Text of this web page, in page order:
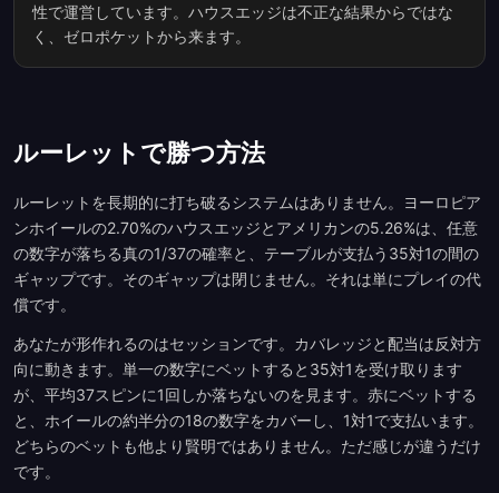
性で運営しています。ハウスエッジは不正な結果からではな
く、ゼロポケットから来ます。
ルーレットで勝つ方法
ルーレットを長期的に打ち破るシステムはありません。ヨーロピア
ンホイールの2.70%のハウスエッジとアメリカンの5.26%は、任意
の数字が落ちる真の1/37の確率と、テーブルが支払う35対1の間の
ギャップです。そのギャップは閉じません。それは単にプレイの代
償です。
あなたが形作れるのはセッションです。カバレッジと配当は反対方
向に動きます。単一の数字にベットすると35対1を受け取ります
が、平均37スピンに1回しか落ちないのを見ます。赤にベットする
と、ホイールの約半分の18の数字をカバーし、1対1で支払います。
どちらのベットも他より賢明ではありません。ただ感じが違うだけ
です。